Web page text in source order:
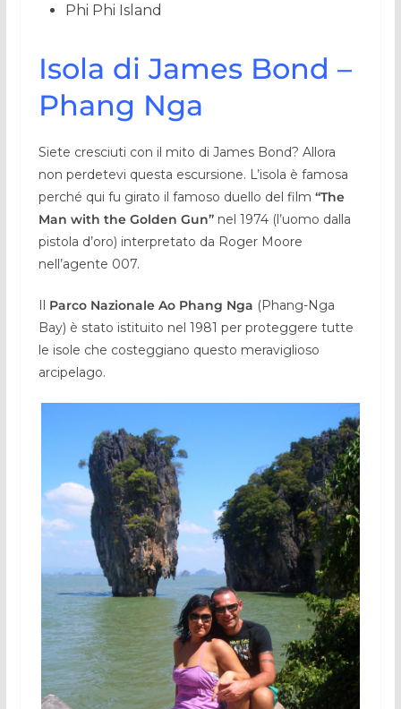
Phi Phi Island
Isola di James Bond –
Phang Nga
Siete cresciuti con il mito di James Bond? Allora
non perdetevi questa escursione. L’isola è famosa
perché qui fu girato il famoso duello del film “The
Man with the Golden Gun”nel 1974 (l’uomo dalla
pistola d’oro) interpretato da Roger Moore
nell’agente 007.
Il Parco Nazionale Ao Phang Nga (Phang-Nga
Bay) è stato istituito nel 1981 per proteggere tutte
le isole che costeggiano questo meraviglioso
arcipelago.